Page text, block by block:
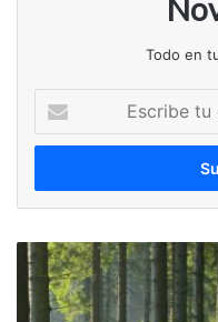
Todo en
correo
Que
árbol